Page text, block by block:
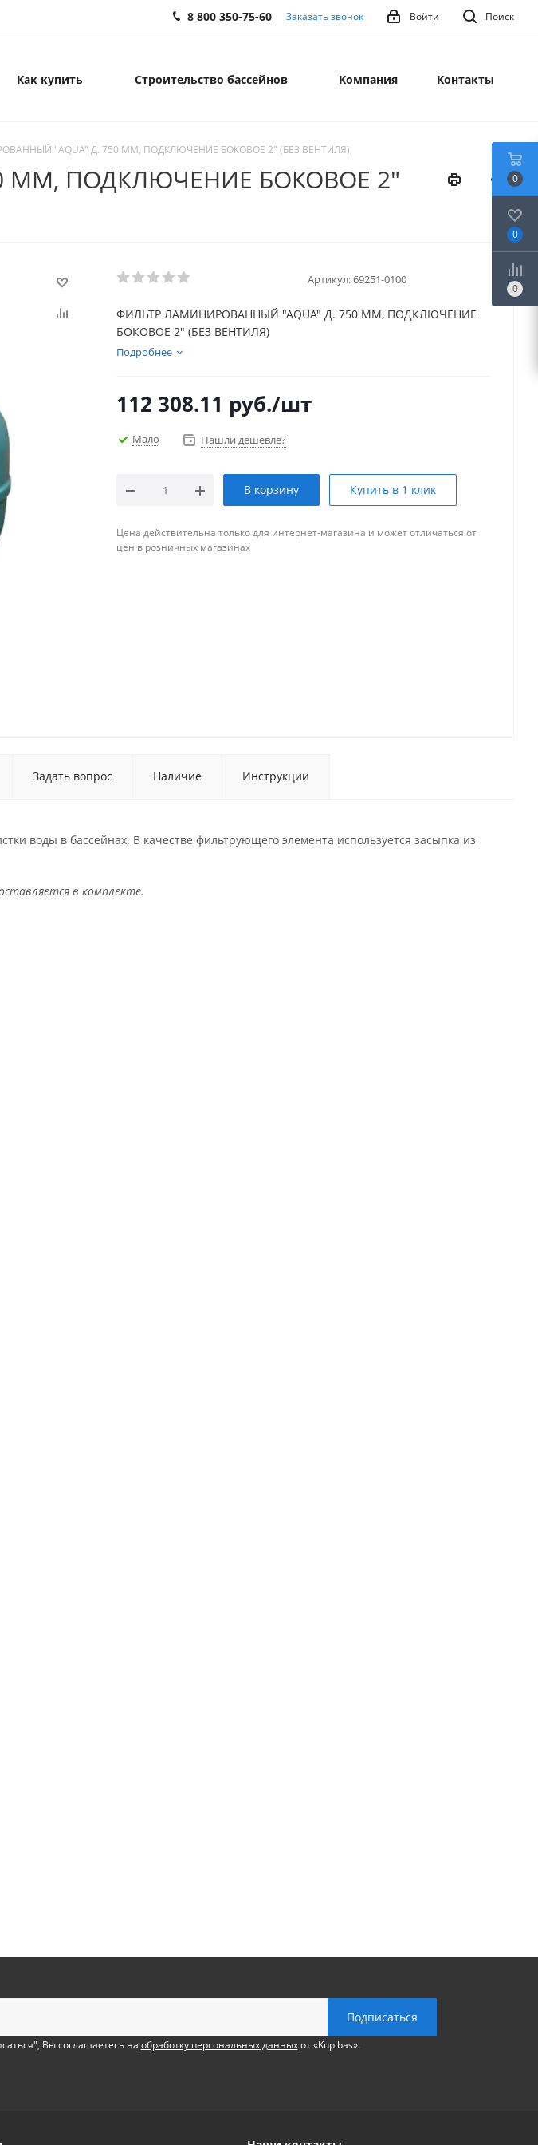
Поиск
Войти
8 800 350-75-60 Заказать звонок
Как купить Строительство бассейнов Компания Контакты
"AQUA" Д. 750 ММ, ПОДКЛЮЧЕНИЕ БОКОВОЕ 2" (БЕЗ ВЕНТИЛЯ)
ММ, ПОДКЛЮЧЕНИЕ БОКОВОЕ 2"
Артикул:69251-0100
ФИЛЬТР ЛАМИНИРОВАННЫЙ "AQUA" Д. 750 ММ, ПОДКЛЮЧЕНИЕ
БОКОВОЕ 2" (БЕЗ ВЕНТИЛЯ)
Подробнее
112 308.11 руб./шт
Мало Нашли дешевле?
В корзину Купить в 1 клик
Цена действительна только для интернет-магазина и может отличаться от
цен в розничных магазинах
Задать вопрос Наличие Инструкции
воды в бассейнах. В качестве фильтрующего элемента используется засыпка из
в комплекте.
Вы соглашаетесь на обработку персональных данныхот «Kupibas».
0
0
0